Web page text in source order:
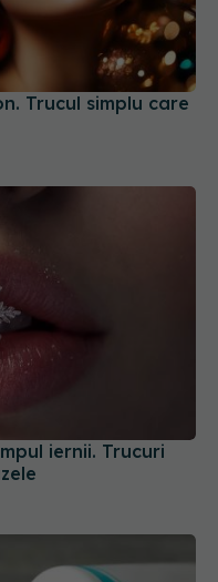
Trucul simplu care
iernii. Trucuri